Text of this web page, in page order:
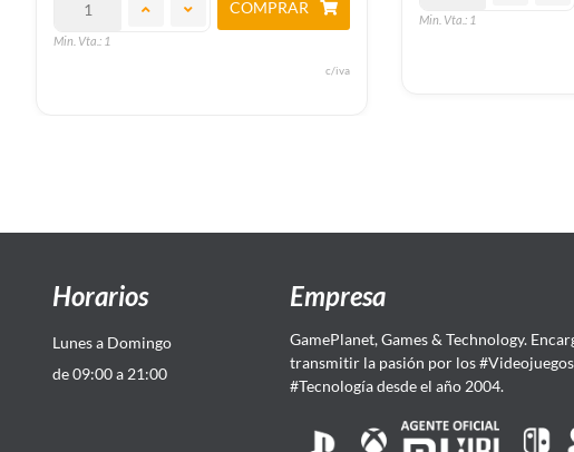
Horarios
Lunes a Domingo
de 09:00 a 21:00
Empresa
GamePlanet, Games & Technology.
transmitir la pasión por los
#Tecnología desde el año 2004.